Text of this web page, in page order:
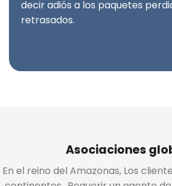
decir adiós a los paquetes
retrasados.
Asociaciones
En el reino del Amazonas, Los